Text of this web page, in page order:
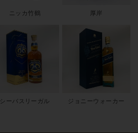
ニッカ竹鶴 厚岸
シーバスリーガル ジョニーウォーカー